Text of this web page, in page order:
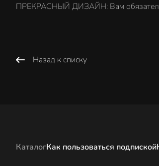
ПРЕКРАСНЫЙ ДИЗАЙН: Вам
Назад к списку
КаталогКак пользоваться подпиской